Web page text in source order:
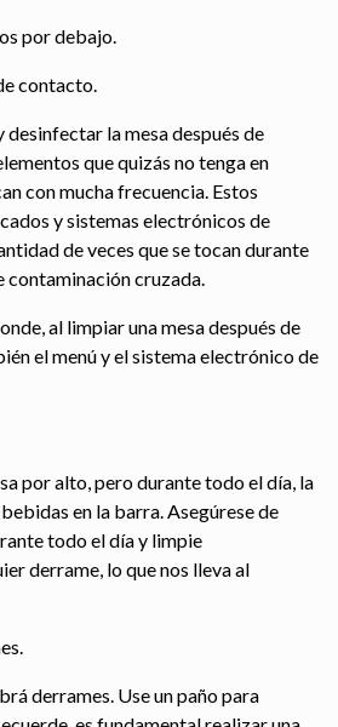
por debajo.
contacto.
la mesa después de
que quizás no tenga en
con mucha frecuencia. Estos
y sistemas electrónicos de
de veces que se tocan durante
contaminación cruzada.
al limpiar una mesa después de
el menú y el sistema electrónico de
por alto, pero durante todo el día, la
en la barra. Asegúrese de
todo el día y limpie
derrame, lo que nos lleva al
derrames. Use un paño para